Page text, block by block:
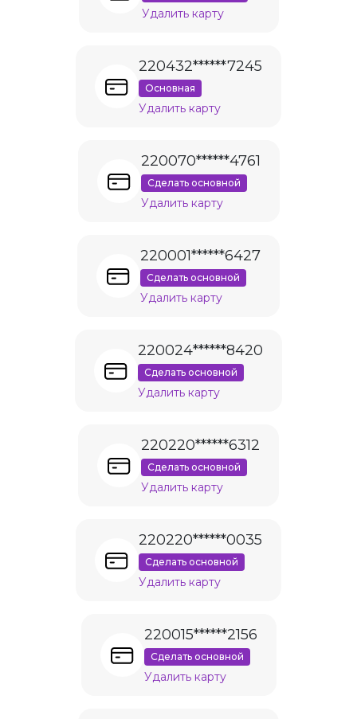
Удалить карту
220432******7245
Основная
Удалить карту
220070******4761
Сделать основной
Удалить карту
220001******6427
Сделать основной
Удалить карту
220024******8420
Сделать основной
Удалить карту
220220******6312
Сделать основной
Удалить карту
220220******0035
Сделать основной
Удалить карту
220015******2156
Сделать основной
Удалить карту